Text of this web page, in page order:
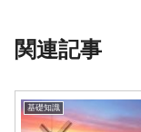
関連記事
基礎知識